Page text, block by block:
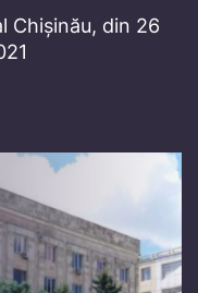
Chișinău, din 26